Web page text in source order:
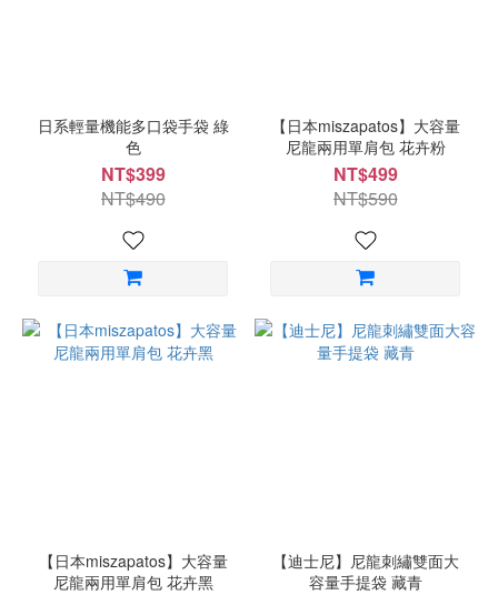
日系輕量機能多口袋手袋 綠
色
NT$399
NT$490
【日本miszapatos】大容量
尼龍兩用單肩包 花卉粉
NT$499
NT$590
【日本miszapatos】大容量
尼龍兩用單肩包 花卉黑
【迪士尼】尼龍刺繡雙面大
容量手提袋 藏青